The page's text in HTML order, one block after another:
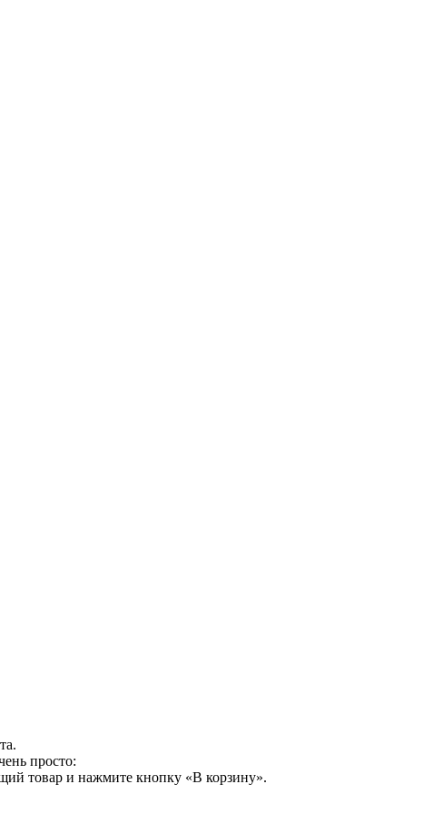
просто:
товар и нажмите кнопку «В корзину».